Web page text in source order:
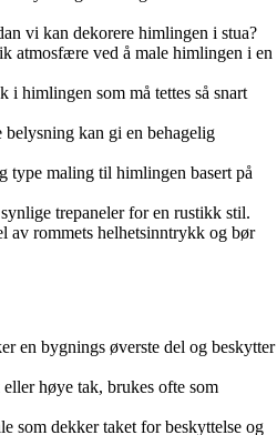
vi kan dekorere himlingen i stua?
atmosfære ved å male himlingen i en
i himlingen som må tettes så snart
kan gi en behagelig
type maling til himlingen basert på
trepaneler for en rustikk stil.
av rommets helhetsinntrykk og bør
en bygnings øverste del og beskytter
høye tak, brukes ofte som
som dekker taket for beskyttelse og